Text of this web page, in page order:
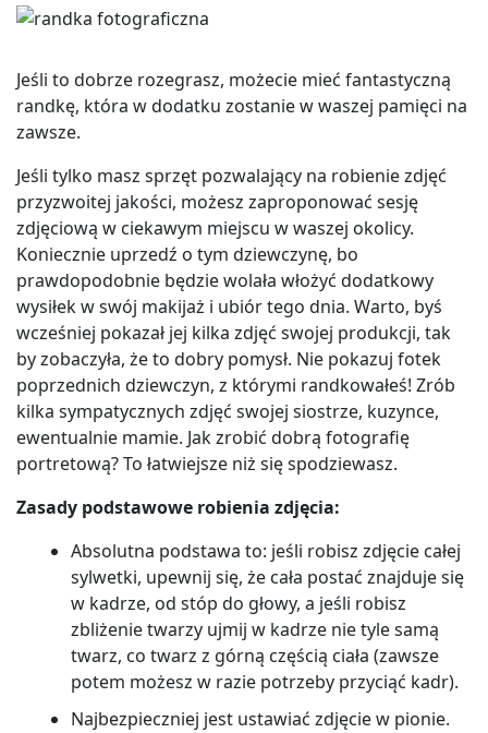
Jeśli to dobrze rozegrasz, możecie mieć fantastyczną
randkę, która w dodatku zostanie w waszej pamięci na
zawsze.
Jeśli tylko masz sprzęt pozwalający na robienie zdjęć
przyzwoitej jakości, możesz zaproponować sesję
zdjęciową w ciekawym miejscu w waszej okolicy.
Koniecznie uprzedź o tym dziewczynę, bo
prawdopodobnie będzie wolała włożyć dodatkowy
wysiłek w swój makijaż i ubiór tego dnia. Warto, byś
wcześniej pokazał jej kilka zdjęć swojej produkcji, tak
by zobaczyła, że to dobry pomysł. Nie pokazuj fotek
poprzednich dziewczyn, z którymi randkowałeś! Zrób
kilka sympatycznych zdjęć swojej siostrze, kuzynce,
ewentualnie mamie. Jak zrobić dobrą fotografię
portretową? To łatwiejsze niż się spodziewasz.
Zasady podstawowe robienia zdjęcia:
Absolutna podstawa to: jeśli robisz zdjęcie całej
sylwetki, upewnij się, że cała postać znajduje się
w kadrze, od stóp do głowy, a jeśli robisz
zbliżenie twarzy ujmij w kadrze nie tyle samą
twarz, co twarz z górną częścią ciała (zawsze
potem możesz w razie potrzeby przyciąć kadr).
Najbezpieczniej jest ustawiać zdjęcie w pionie.